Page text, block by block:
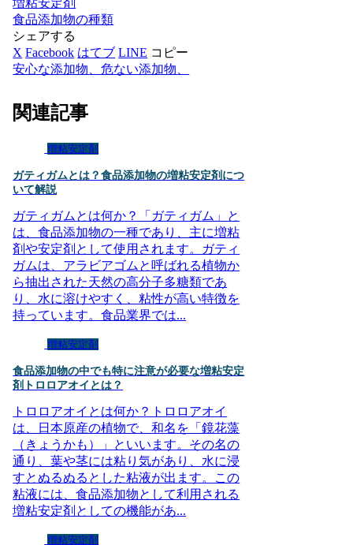
食品添加物の種類
シェアする
X Facebook はてブ LINE コピー
安心な添加物、危ない添加物、
関連記事
増粘安定剤
ガティガムとは？食品添加物の増粘安定剤につ
いて解説
ガティガムとは何か？「ガティガム」と
は、食品添加物の一種であり、主に増粘
剤や安定剤として使用されます。ガティ
ガムは、アラビアゴムと呼ばれる植物か
ら抽出された天然の高分子多糖類であ
り、水に溶けやすく、粘性が高い特徴を
持っています。食品業界では...
増粘安定剤
食品添加物の中でも特に注意が必要な増粘安定
剤トロロアオイとは？
トロロアオイとは何か？トロロアオイ
は、日本原産の植物で、和名を「鏡花藻
（きょうかも）」といいます。その名の
通り、葉や茎には粘り気があり、水に浸
すとぬるぬるとした粘液が出ます。この
粘液には、食品添加物として利用される
増粘安定剤としての機能があ...
増粘安定剤